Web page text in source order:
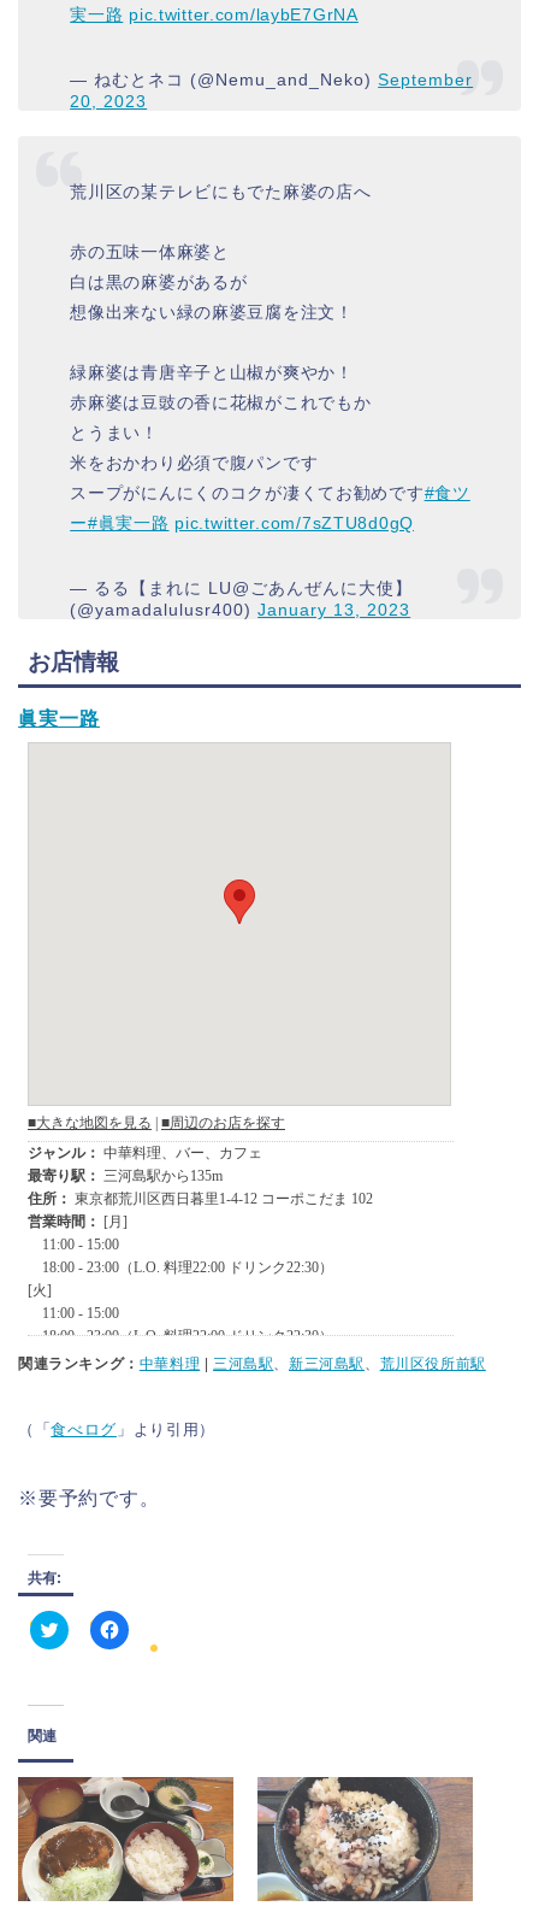
実一路 pic.twitter.com/laybE7GrNA
— ねむとネコ (@Nemu_and_Neko)September
20, 2023
荒川区の某テレビにもでた麻婆の店へ
赤の五味一体麻婆と
白は黒の麻婆があるが
想像出来ない緑の麻婆豆腐を注文！
緑麻婆は青唐辛子と山椒が爽やか！
赤麻婆は豆豉の香に花椒がこれでもか
とうまい！
米をおかわり必須で腹パンです
スープがにんにくのコクが凄くてお勧めです#食ツ
ー#眞実一路 pic.twitter.com/7sZTU8d0gQ
— るる【まれに LU@ごあんぜんに大使】
(@yamadalulusr400)January 13, 2023
お店情報
眞実一路
関連ランキング： 中華料理 |三河島駅、新三河島駅 、 荒川区役所前駅
（「食べログ 」より引用）
※要予約です。
共有:
ク
し
て
T
w
i
t
t
e
r
で
共
有
(
F
で
共
有
す
る
に
は
ク
リ
関連